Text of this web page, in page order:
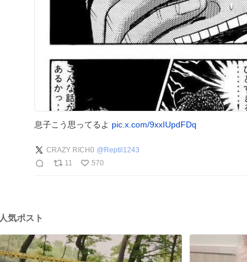
息子こう思ってるよ pic.x.com/9xxIUpdFDq
CRAZY RICH0 @ Reptil1243
11
570
人気ポスト